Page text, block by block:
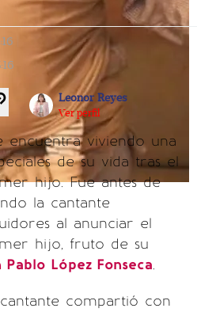
Leonor Reyes
Ver perfil
encuentra viviendo una
de su vida tras el
hijo. Fue antes de
la cantante
al anunciar el
hijo, fruto de su
Pablo López Fonseca.
compartió con